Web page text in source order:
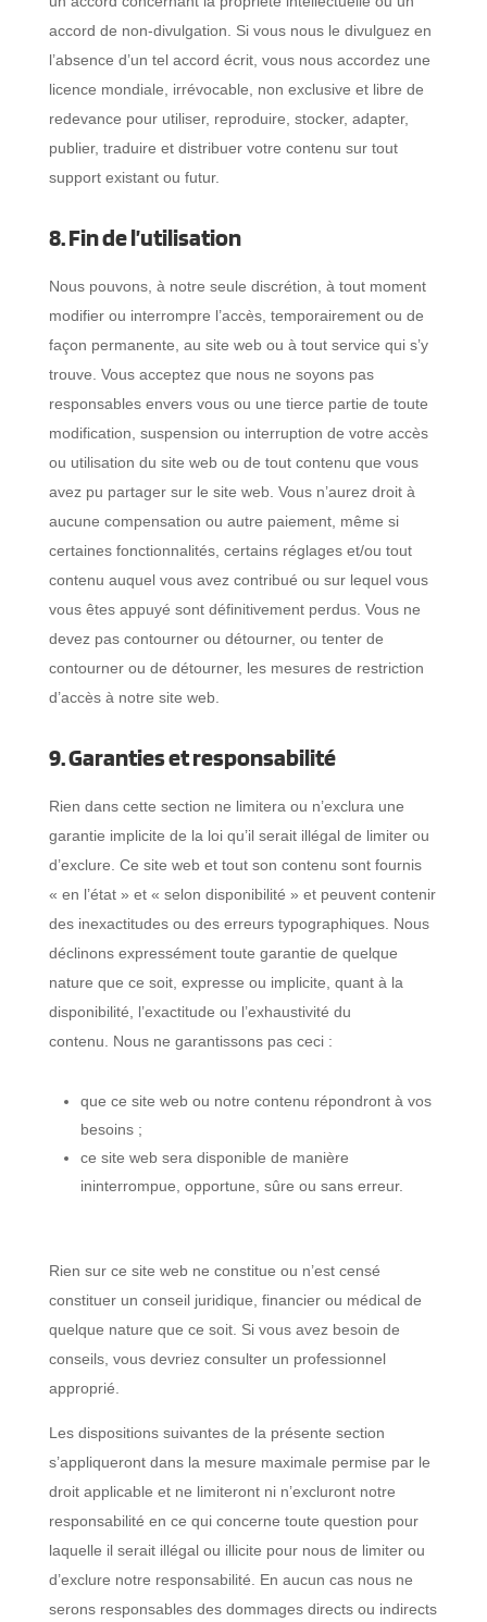
accord de non-divulgation. Si vous nous le divulguez en
l’absence d’un tel accord écrit, vous nous accordez une
licence mondiale, irrévocable, non exclusive et libre de
redevance pour utiliser, reproduire, stocker, adapter,
publier, traduire et distribuer votre contenu sur tout
support existant ou futur.
8. Fin de l’utilisation
Nous pouvons, à notre seule discrétion, à tout moment
modifier ou interrompre l’accès, temporairement ou de
façon permanente, au site web ou à tout service qui s’y
trouve. Vous acceptez que nous ne soyons pas
responsables envers vous ou une tierce partie de toute
modification, suspension ou interruption de votre accès
ou utilisation du site web ou de tout contenu que vous
avez pu partager sur le site web. Vous n’aurez droit à
aucune compensation ou autre paiement, même si
certaines fonctionnalités, certains réglages et/ou tout
contenu auquel vous avez contribué ou sur lequel vous
vous êtes appuyé sont définitivement perdus. Vous ne
devez pas contourner ou détourner, ou tenter de
contourner ou de détourner, les mesures de restriction
d’accès à notre site web.
9. Garanties et responsabilité
Rien dans cette section ne limitera ou n’exclura une
garantie implicite de la loi qu’il serait illégal de limiter ou
d’exclure. Ce site web et tout son contenu sont fournis
« en l’état » et « selon disponibilité » et peuvent contenir
des inexactitudes ou des erreurs typographiques. Nous
déclinons expressément toute garantie de quelque
nature que ce soit, expresse ou implicite, quant à la
disponibilité, l’exactitude ou l’exhaustivité du
contenu. Nous ne garantissons pas ceci :
que ce site web ou notre contenu répondront à vos
besoins ;
ce site web sera disponible de manière
ininterrompue, opportune, sûre ou sans erreur.
Rien sur ce site web ne constitue ou n’est censé
constituer un conseil juridique, financier ou médical de
quelque nature que ce soit. Si vous avez besoin de
conseils, vous devriez consulter un professionnel
approprié.
Les dispositions suivantes de la présente section
s’appliqueront dans la mesure maximale permise par le
droit applicable et ne limiteront ni n’excluront notre
responsabilité en ce qui concerne toute question pour
laquelle il serait illégal ou illicite pour nous de limiter ou
d’exclure notre responsabilité. En aucun cas nous ne
serons responsables des dommages directs ou indirects